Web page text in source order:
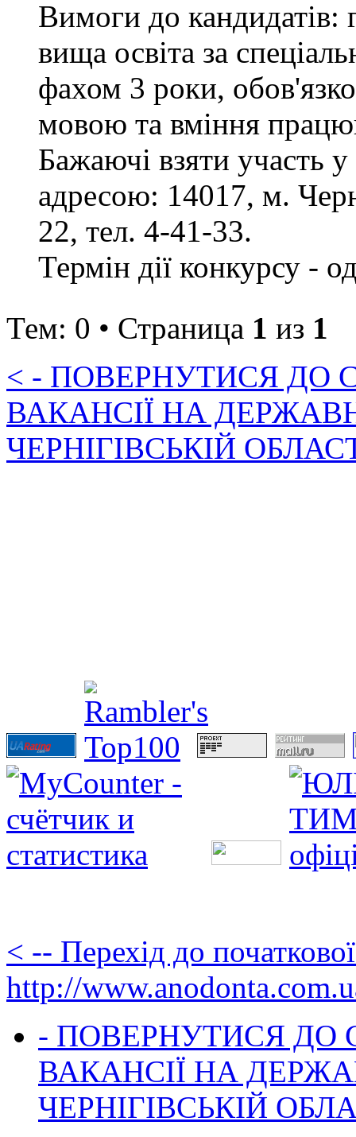
Вимоги до кандидатів:
вища освіта за
фахом 3 роки,
мовою та вміння
Бажаючі взяти участь
адресою: 14017, м.
22, тел. 4-41-33.
Термін дії конкурсу -
Тем: 0 • Страница 1 из 1
< - ПОВЕРНУТИСЯ ДО
ВАКАНСІЇ НА
ЧЕРНІГІВСЬКІЙ
< -- Перехід до
http://
- ПОВЕРНУТИСЯ ДО
ВАКАНСІЇ НА
ЧЕРНІГІВСЬКІЙ